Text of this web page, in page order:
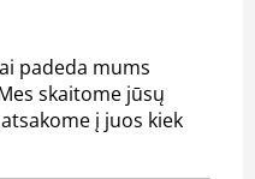
padeda mums
skaitome jūsų
į juos kiek